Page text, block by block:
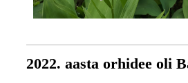
2022. aasta orhidee oli